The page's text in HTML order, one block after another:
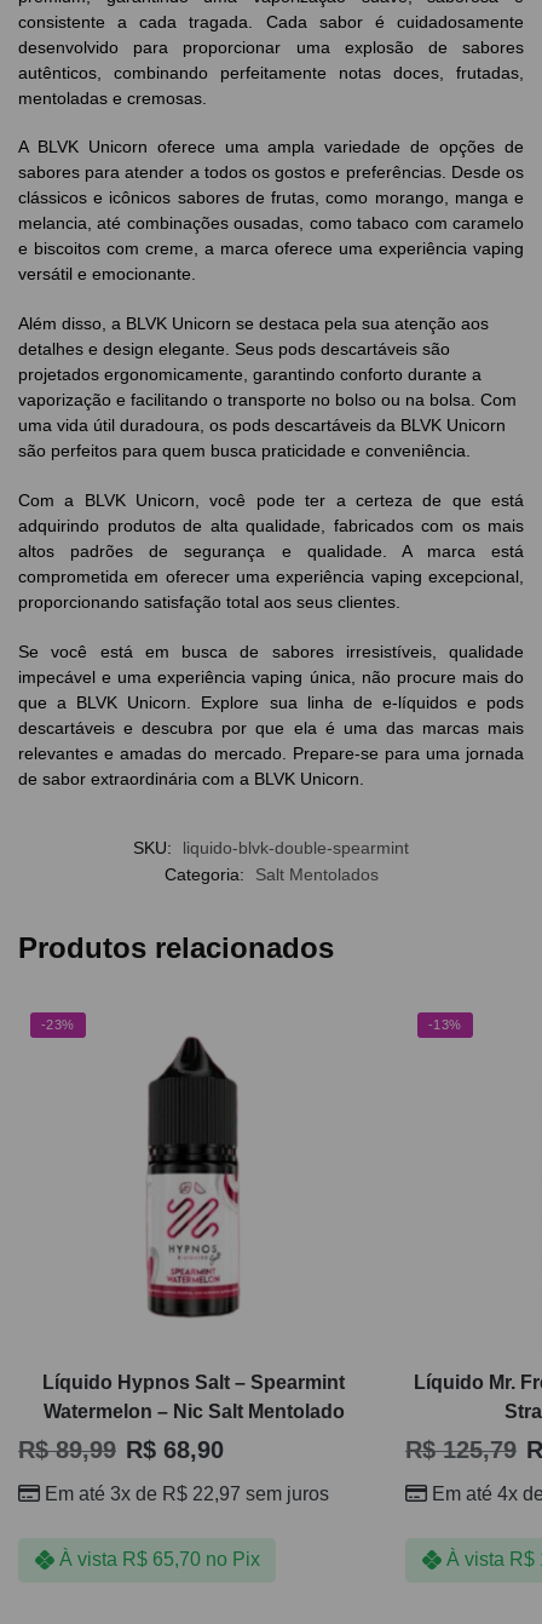
consistente a cada tragada. Cada sabor é cuidadosamente
desenvolvido para proporcionar uma explosão de sabores
autênticos, combinando perfeitamente notas doces, frutadas,
mentoladas e cremosas.
A BLVK Unicorn oferece uma ampla variedade de opções de
sabores para atender a todos os gostos e preferências. Desde os
clássicos e icônicos sabores de frutas, como morango, manga e
melancia, até combinações ousadas, como tabaco com caramelo
e biscoitos com creme, a marca oferece uma experiência vaping
versátil e emocionante.
Além disso, a BLVK Unicorn se destaca pela sua atenção aos
detalhes e design elegante. Seus pods descartáveis são
projetados ergonomicamente, garantindo conforto durante a
vaporização e facilitando o transporte no bolso ou na bolsa. Com
uma vida útil duradoura, os pods descartáveis da BLVK Unicorn
são perfeitos para quem busca praticidade e conveniência.
Com a BLVK Unicorn, você pode ter a certeza de que está
adquirindo produtos de alta qualidade, fabricados com os mais
altos padrões de segurança e qualidade. A marca está
comprometida em oferecer uma experiência vaping excepcional,
proporcionando satisfação total aos seus clientes.
Se você está em busca de sabores irresistíveis, qualidade
impecável e uma experiência vaping única, não procure mais do
que a BLVK Unicorn. Explore sua linha de e-líquidos e pods
descartáveis e descubra por que ela é uma das marcas mais
relevantes e amadas do mercado. Prepare-se para uma jornada
de sabor extraordinária com a BLVK Unicorn.
SKU:
liquido-blvk-double-spearmint
Categoria:
Salt Mentolados
Produtos relacionados
-23%
Líquido Hypnos Salt – Spearmint
Watermelon – Nic Salt Mentolado
R$89,99 R$ 68,90
Em até 3x de R$ 22,97 sem juros
À vista R$65,70 no Pix
-13%
Líquido Mr.
R$125,79
Em até 4x
À vista R$